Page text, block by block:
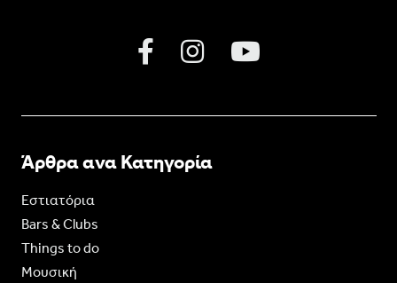
Άρθρα ανα Κατηγορία
Εστιατόρια
Bars & Clubs
Things to do
Moυσική